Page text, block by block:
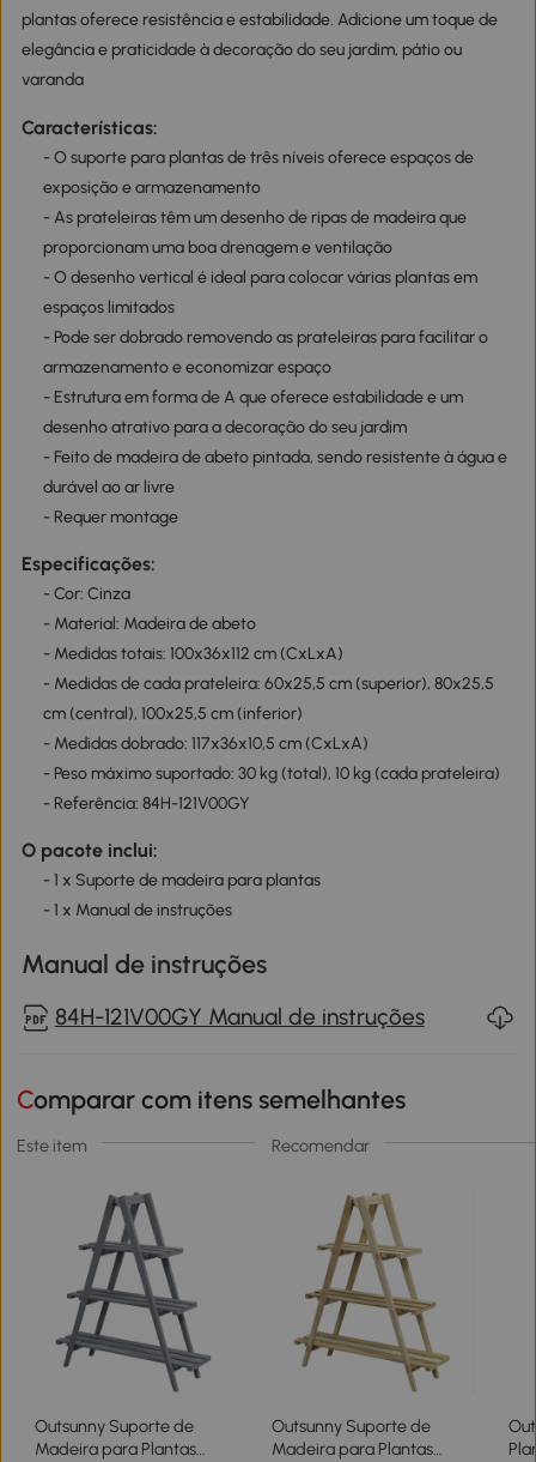
plantas oferece resistência e estabilidade. Adicione um toque de
elegância e praticidade à decoração do seu jardim, pátio ou
varanda
Características:
- O suporte para plantas de três níveis oferece espaços de
exposição e armazenamento
- As prateleiras têm um desenho de ripas de madeira que
proporcionam uma boa drenagem e ventilação
- O desenho vertical é ideal para colocar várias plantas em
espaços limitados
- Pode ser dobrado removendo as prateleiras para facilitar o
armazenamento e economizar espaço
- Estrutura em forma de A que oferece estabilidade e um
desenho atrativo para a decoração do seu jardim
- Feito de madeira de abeto pintada, sendo resistente à água e
durável ao ar livre
- Requer montage
Especificações:
- Cor: Cinza
- Material: Madeira de abeto
- Medidas totais: 100x36x112 cm (CxLxA)
- Medidas de cada prateleira: 60x25,5 cm (superior), 80x25,5
cm (central), 100x25,5 cm (inferior)
- Medidas dobrado: 117x36x10,5 cm (CxLxA)
- Peso máximo suportado: 30 kg (total), 10 kg (cada prateleira)
- Referência: 84H-121V00GY
O pacote inclui:
- 1 x Suporte de madeira para plantas
- 1 x Manual de instruções
Manual de instruções
84H-121V00GY Manual de instruções
Comparar com itens semelhantes
Este item Recomendar
Outsunny Suporte de
Madeira para Plantas
Outsunny Suporte de
Madeira para Plantas